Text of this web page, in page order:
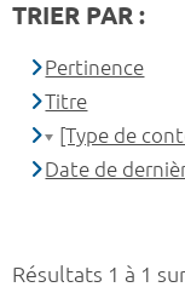
Résultats 1 à 1
TRIER PAR :
Pertinence
Titre
[Type de
Date de